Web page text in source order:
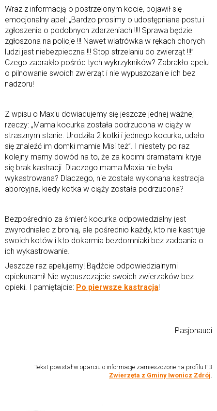
Wraz z informacją o postrzelonym kocie, pojawił się
emocjonalny apel: „Bardzo prosimy o udostępniane postu i
zgłoszenia o podobnych zdarzeniach !!!! Sprawa będzie
zgłoszona na policje !!! Nawet wiatrówka w rękach chorych
ludzi jest niebezpieczna !!! Stop strzelaniu do zwierząt !!!”
Czego zabrakło pośród tych wykrzykników? Zabrakło apelu
o pilnowanie swoich zwierząt i nie wypuszczanie ich bez
nadzoru!
Z wpisu o Maxiu dowiadujemy się jeszcze jednej ważnej
rzeczy: „Mama kocurka została podrzucona w ciąży w
strasznym stanie. Urodziła 2 kotki i jednego kocurka, udało
się znaleźć im domki mamie Misi też”. I niestety po raz
kolejny mamy dowód na to, że za kocimi dramatami kryje
się brak kastracji. Dlaczego mama Maxia nie była
wykastrowana? Dlaczego, nie została wykonana kastracja
aborcyjna, kiedy kotka w ciąży została podrzucona?
Bezpośrednio za śmierć kocurka odpowiedzialny jest
zwyrodnialec z bronią, ale pośrednio każdy, kto nie kastruje
swoich kotów i kto dokarmia bezdomniaki bez zadbania o
ich wykastrowanie.
Jeszcze raz apelujemy! Bądźcie odpowiedzialnymi
opiekunami! Nie wypuszczajcie swoich zwierzaków bez
opieki. I pamiętajcie: Po pierwsze kastracja!
Pasjonauci
Tekst powstał w oparciu o informacje zamieszczone na profilu FB
Zwierzęta z Gminy Iwonicz Zdrój